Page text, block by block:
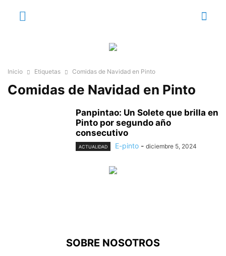
Inicio Etiquetas Comidas de Navidad en Pinto
Comidas de Navidad en Pinto
Panpintao: Un Solete que brilla en
Pinto por segundo año
consecutivo
ACTUALIDAD E-pinto - diciembre 5, 2024
SOBRE NOSOTROS